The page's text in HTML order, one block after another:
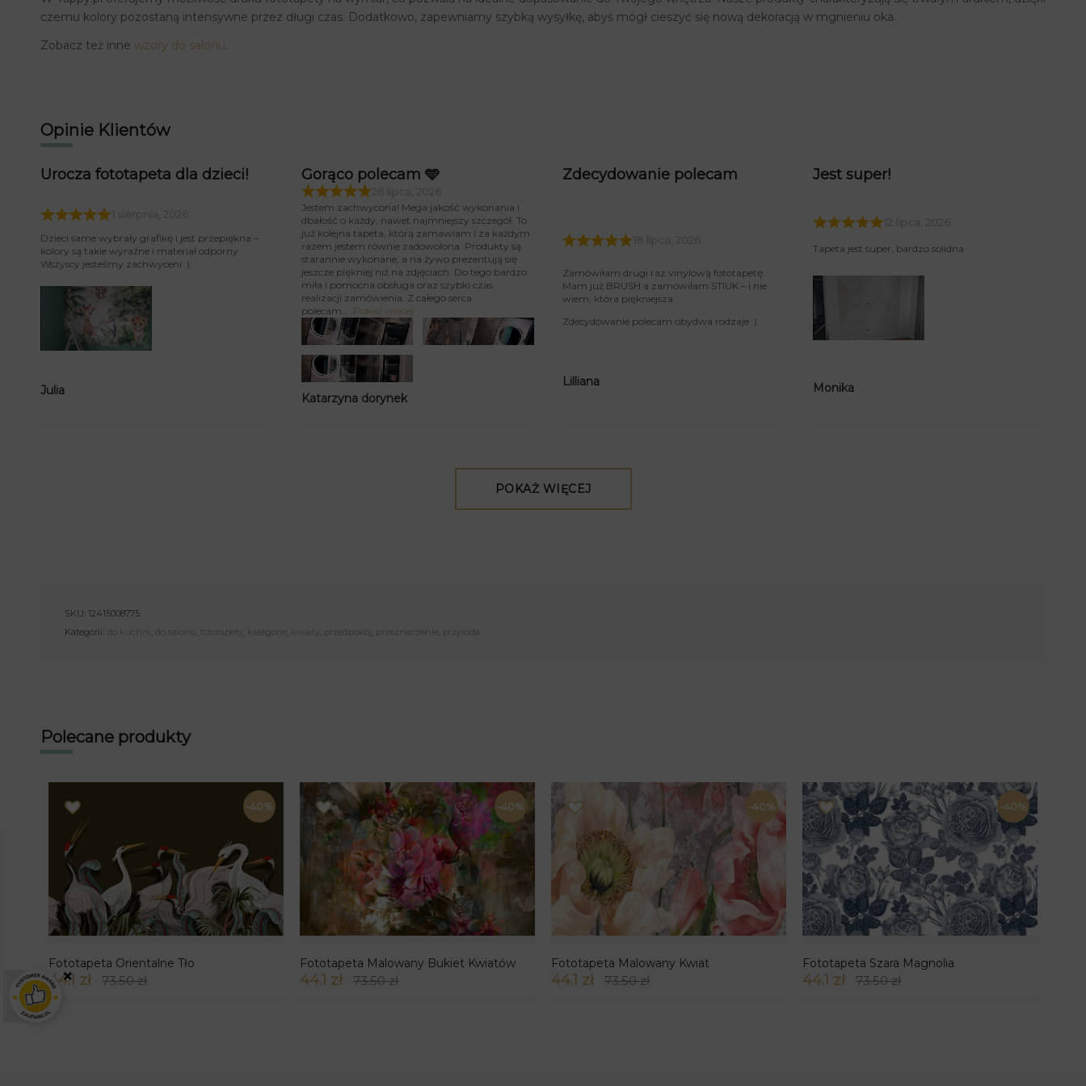
czemu kolory pozostaną intensywne przez długi czas. Dodatkowo, zapewniamy szybką wysyłkę, abyś mógł cieszyć się nową dekoracją w mgnieniu oka.
Zobacz też inne wzory do salonu.
Opinie Klientów
Urocza fototapeta dla dzieci!
1 sierpnia, 2026
Dzieci same wybrały grafikę i jest przepiękna –
kolory są takie wyraźne i materiał odporny.
Wszyscy jesteśmy zachwyceni :)
Julia
Gorąco polecam 🩵
Jestem zachwycona! Mega jakość wykonania i
dbałość o każdy, nawet najmniejszy szczegół. To
już kolejna tapeta, którą zamawiam i za każdym
razem jestem równie zadowolona. Produkty są
starannie wykonane, a na żywo prezentują się
jeszcze piękniej niż na zdjęciach. Do tego bardzo
miła i pomocna obsługa oraz szybki czas
realizacji zamówienia. Z całego serca
polecam
Pokaż więcej
Katarzyna dorynek
Zdecydowanie polecam
Zamówiłam drugi raz vinylową fototapetę.
Mam już BRUSH a zamówiłam STIUK – i nie
wiem, która piękniejsza.
Zdecydowanie polecam obydwa rodzaje :)
Lilliana
Jest super!
Tapeta jest super, bardzo solidna
Monika
POKAŻ WIĘCEJ
SKU: 12415008775
Kategorii:
do kuchni do salonu fototapety kategorie kwiaty przedpokój przeznaczenie przyroda
Polecane produkty
-40%
Fototapeta Orientalne Tło
44.1 zł 73.50 zł
-40%
Fototapeta Malowany Bukiet Kwiatów
44.1 zł 73.50 zł
-40%
Fototapeta Malowany Kwiat
44.1 zł 73.50 zł
-40%
Fototapeta Szara Magnolia
44.1 zł 73.50 zł
×